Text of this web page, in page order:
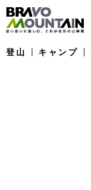
登山 キャンプ